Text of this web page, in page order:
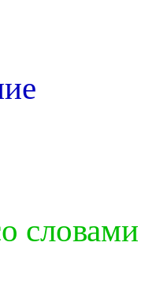
словами